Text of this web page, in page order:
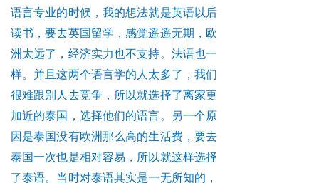
语言专业的时候，我的想法就是英语以后
读书，要去英国留学，感觉遥遥无期，欧
洲太远了，经济实力也不支持。法语也一
样。并且这两个语言学的人太多了，我们
很难跟别人去竞争，所以就选择了离家更
加近的泰国，选择他们的语言。另一个原
因是泰国没有欧洲那么高的生活费，要去
泰国一次也是相对容易，所以就这样选择
了泰语。当时对泰语其实是一无所知的，